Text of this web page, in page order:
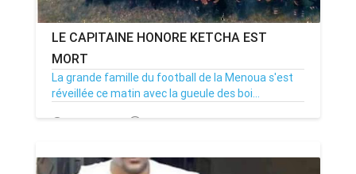
LE CAPITAINE HONORE KETCHA EST
MORT
La grande famille du football de la Menoua s'est
réveillée ce matin avec la gueule des boi...
18/10/21 Par MenouActu 23